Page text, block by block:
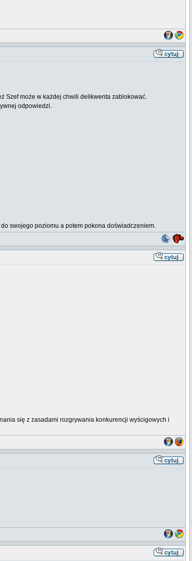
Szef może w każdej chwili delikwenta zablokować.
odpowiedzi.
swojego poziomu a potem pokona doświadczeniem.
się z zasadami rozgrywania konkurencji wyścigowych i